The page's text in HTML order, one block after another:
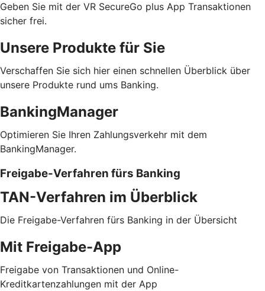
Geben Sie mit der VR SecureGo plus App Transaktionen
sicher frei.
Unsere Produkte für Sie
Verschaffen Sie sich hier einen schnellen Überblick über
unsere Produkte rund ums Banking.
BankingManager
Optimieren Sie Ihren Zahlungsverkehr mit dem
BankingManager.
Freigabe-Verfahren fürs Banking
TAN-Verfahren im Überblick
Die Freigabe-Verfahren fürs Banking in der Übersicht
Mit Freigabe-App
Freigabe von Transaktionen und Online-
Kreditkartenzahlungen mit der App